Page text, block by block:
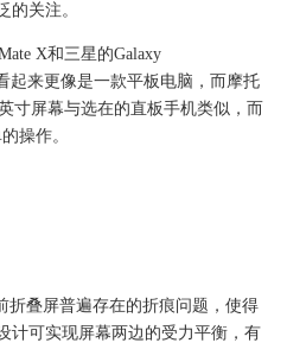
的关注。
X和三星的Galaxy
起来更像是一款平板电脑，而摩托
寸屏幕与选在的直板手机类似，而
操作。
叠屏普遍存在的折痕问题，使得
计可实现屏幕两边的受力平衡，有